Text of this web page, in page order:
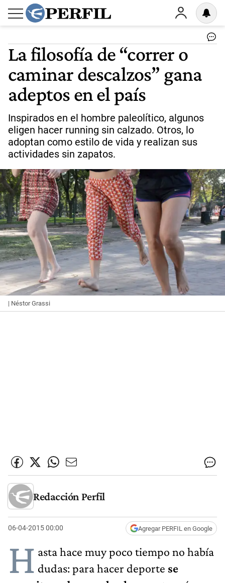
La filosofía de “correr o
caminar descalzos” gana
adeptos en el país
Inspirados en el hombre paleolítico, algunos
eligen hacer running sin calzado. Otros, lo
adoptan como estilo de vida y realizan sus
actividades sin zapatos.
| Néstor Grassi
Redacción Perfil
06-04-2015 00:00 Agregar PERFIL en Google
H asta hace muy poco tiempo no había
dudas: para hacer deporte se